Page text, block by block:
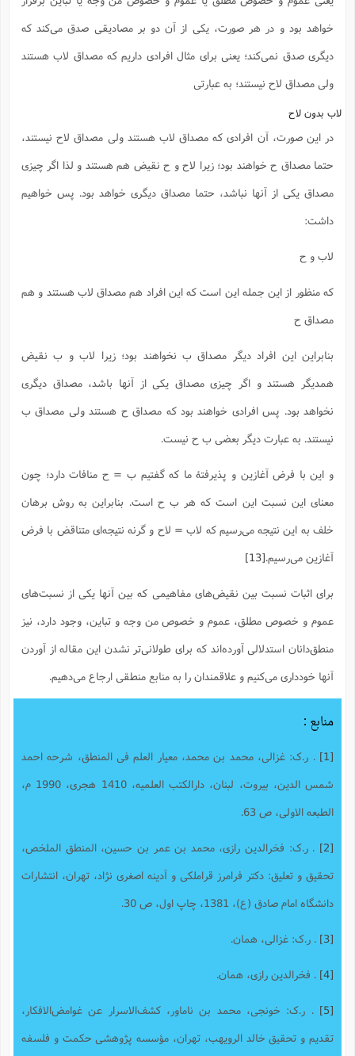
خواهد بود و در هر صورت، یکی از آن دو بر مصادیقی صدق می‌کند که
دیگری صدق نمی‌کند؛ یعنی برای مثال افرادی داریم که مصداق لاب هستند
ولی مصداق لاح نیستند؛ به عبارتی
لاب بدون لاح
در این صورت، آن افرادی که مصداق لاب هستند ولی مصداق لاح نیستند،
حتما مصداق ح خواهند بود؛ زیرا لاح و ح نقیض هم هستند و لذا اگر چیزی
مصداق یکی از آنها نباشد، حتما مصداق دیگری خواهد بود. پس خواهیم
داشت:
لاب و ح
که منظور از این جمله این است که این افراد هم مصداق لاب هستند و هم
مصداق ح
بنابراین این افراد دیگر مصداق ب نخواهند بود؛ زیرا لاب و ب نقیض
همدیگر هستند و اگر چیزی مصداق یکی از آنها باشد، مصداق دیگری
نخواهد بود. پس افرادی خواهند بود که مصداق ح هستند ولی مصداق ب
نیستند. به عبارت دیگر بعضی ب ح نیست.
و این با فرض آغازین و پذیرفتۀ ما که گفتیم ب = ح منافات دارد؛ چون
معنای این نسبت این است که هر ب ح است. بنابراین به روش برهان
خلف به این نتیجه می‌رسیم که لاب = لاح و گرنه نتیجه‌ای متناقض با فرض
آغازین می‌رسیم.[13]
برای اثبات نسبت بین نقیض‌های مفاهیمی که بین آنها یکی از نسبت‌های
عموم و خصوص مطلق، عموم و خصوص من وجه و تباین، وجود دارد، نیز
منطق‌دانان استدلالی آورده‌اند که برای طولانی‌تر نشدن این مقاله از آوردن
آنها خودداری می‌کنیم و علاقمندان را به منابع منطقی ارجاع می‌دهیم.
منابع :
. ر.ک: غزالی، محمد بن محمد، معیار العلم فی المنطق، شرحه احمد
شمس الدین، بیروت، لبنان، دارالکتب العلمیه، 1410 هجری، 1990 م،
الطبعه الاولی، ص 63.
. ر.ک: فخرالدین رازی، محمد بن عمر بن حسین، المنطق الملخص،
تحقیق و تعلیق: دکتر فرامرز قراملکی و آدینه اصغری نژاد، تهران، انتشارات
دانشگاه امام صادق (ع)، 1381، چاپ اول، ص 30.
. ر.ک: غزالی، همان.
. فخرالدین رازی، همان.
. ر.ک: خونجی، محمد بن ناماور، کشف‌الاسرار عن غوامض‌الافکار‌‫،
تقدیم و تحقیق خالد الرویهب، تهران، مؤسسه پژوهشی حکمت و فلسفه